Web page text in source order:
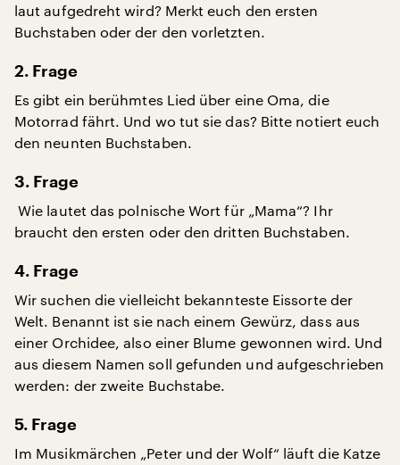
laut aufgedreht wird? Merkt euch den ersten
Buchstaben oder der den vorletzten.
2. Frage
Es gibt ein berühmtes Lied über eine Oma, die
Motorrad fährt. Und wo tut sie das? Bitte notiert euch
den neunten Buchstaben.
3. Frage
Wie lautet das polnische Wort für „Mama“? Ihr
braucht den ersten oder den dritten Buchstaben.
4. Frage
Wir suchen die vielleicht bekannteste Eissorte der
Welt. Benannt ist sie nach einem Gewürz, dass aus
einer Orchidee, also einer Blume gewonnen wird. Und
aus diesem Namen soll gefunden und aufgeschrieben
werden: der zweite Buchstabe.
5. Frage
Im Musikmärchen „Peter und der Wolf“ läuft die Katze